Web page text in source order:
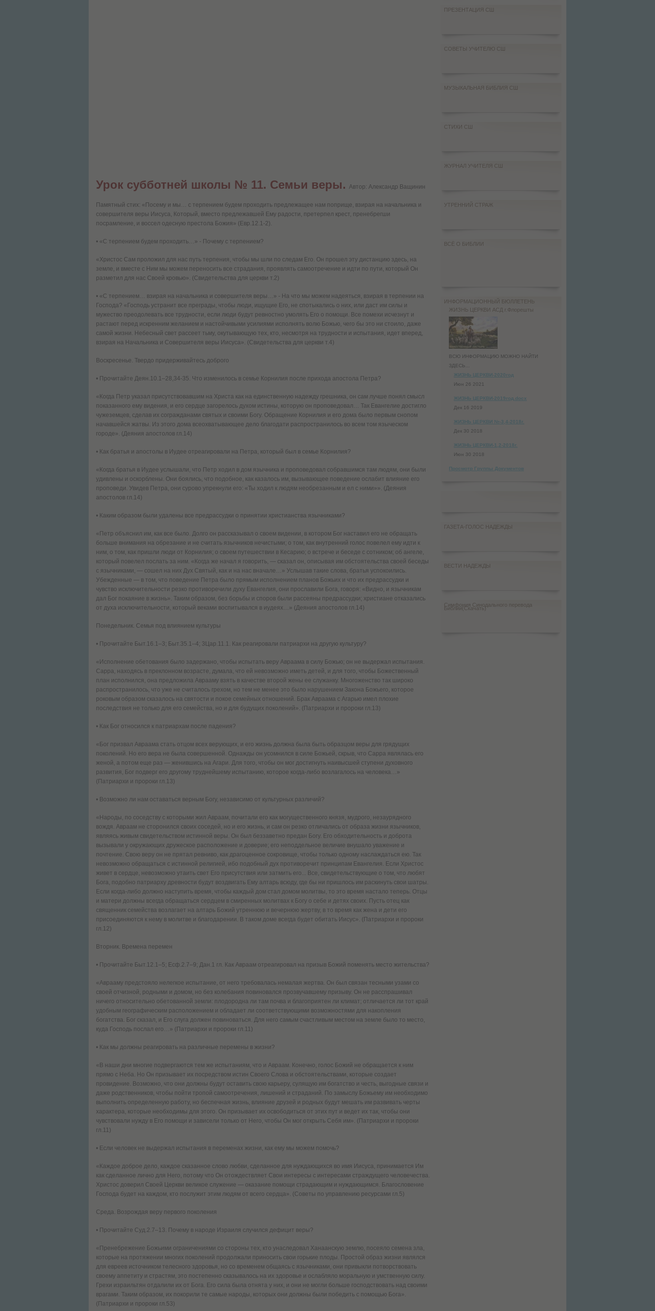
Урок субботней школы № 11. Семьи веры. Автор: Александр Ващинин
Памятный стих: «Посему и мы… с терпением будем проходить предлежащее нам поприще, взирая на начальника и
совершителя веры Иисуса, Который, вместо предлежавшей Ему радости, претерпел крест, пренебрегши
посрамление, и воссел одесную престола Божия» (Евр.12.1-2).
• «С терпением будем проходить…» - Почему с терпением?
«Христос Сам проложил для нас путь терпения, чтобы мы шли по следам Его. Он прошел эту дистанцию здесь, на
земле, и вместе с Ним мы можем переносить все страдания, проявлять самоотречение и идти по пути, который Он
разметил для нас Своей кровью». (Свидетельства для церкви т.2)
• «С терпением… взирая на начальника и совершителя веры…» - На что мы можем надеяться, взирая в терпении на
Господа? «Господь устранит все преграды, чтобы люди, ищущие Его, не спотыкались о них, или даст им силы и
мужество преодолевать все трудности, если люди будут ревностно умолять Его о помощи. Все помехи исчезнут и
растают перед искренним желанием и настойчивыми усилиями исполнять волю Божью, чего бы это ни стоило, даже
самой жизни. Небесный свет рассеет тьму, окутывающую тех, кто, несмотря на трудности и испытания, идет вперед,
взирая на Начальника и Совершителя веры Иисуса». (Свидетельства для церкви т.4)
Воскресенье. Твердо придерживайтесь доброго
• Прочитайте Деян.10.1–28,34-35. Что изменилось в семье Корнилия после прихода апостола Петра?
«Когда Петр указал присутствовавшим на Христа как на единственную надежду грешника, он сам лучше понял смысл
показанного ему видения, и его сердце загорелось духом истины, которую он проповедовал… Так Евангелие достигло
чужеземцев, сделав их согражданами святых и своими Богу. Обращение Корнилия и его дома было первым снопом
начавшейся жатвы. Из этого дома всеохватывающее дело благодати распространилось во всем том языческом
городе». (Деяния апостолов гл.14)
• Как братья и апостолы в Иудее отреагировали на Петра, который был в семье Корнилия?
«Когда братья в Иудее услышали, что Петр ходил в дом язычника и проповедовал собравшимся там людям, они были
удивлены и оскорблены. Они боялись, что подобное, как казалось им, вызывающее поведение ослабит влияние его
проповеди. Увидев Петра, они сурово упрекнули его: «Ты ходил к людям необрезанным и ел с ними»». (Деяния
апостолов гл.14)
• Каким образом были удалены все предрассудки о принятии христианства язычниками?
«Петр объяснил им, как все было. Долго он рассказывал о своем видении, в котором Бог наставил его не обращать
больше внимания на обрезание и не считать язычников нечистыми; о том, как внутренний голос повелел ему идти к
ним, о том, как пришли люди от Корнилия; о своем путешествии в Кесарию; о встрече и беседе с сотником; об ангеле,
который повелел послать за ним. «Когда же начал я говорить, — сказал он, описывая им обстоятельства своей беседы
с язычниками, — сошел на них Дух Святый, как и на нас вначале…» Услышав такие слова, братья успокоились.
Убежденные — в том, что поведение Петра было прямым исполнением планов Божьих и что их предрассудки и
чувство исключительности резко противоречили духу Евангелия, они прославили Бога, говоря: «Видно, и язычникам
дал Бог покаяние в жизнь». Таким образом, без борьбы и споров были рассеяны предрассудки; христиане отказались
от духа исключительности, который веками воспитывался в иудеях…» (Деяния апостолов гл.14)
Понедельник. Семья под влиянием культуры
• Прочитайте Быт.16.1–3; Быт.35.1–4; 3Цар.11.1. Как реагировали патриархи на другую культуру?
«Исполнение обетования было задержано, чтобы испытать веру Авраама в силу Божью; он не выдержал испытания.
Сарра, находясь в преклонном возрасте, думала, что ей невозможно иметь детей, и для того, чтобы Божественный
план исполнился, она предложила Аврааму взять в качестве второй жены ее служанку. Многоженство так широко
распространилось, что уже не считалось грехом, но тем не менее это было нарушением Закона Божьего, которое
роковым образом сказалось на святости и покое семейных отношений. Брак Авраама с Агарью имел плохие
последствия не только для его семейства, но и для будущих поколений». (Патриархи и пророки гл.13)
• Как Бог относился к патриархам после падения?
«Бог призвал Авраама стать отцом всех верующих, и его жизнь должна была быть образцом веры для грядущих
поколений. Но его вера не была совершенной. Однажды он усомнился в силе Божьей, скрыв, что Сарра являлась его
женой, а потом еще раз — женившись на Агари. Для того, чтобы он мог достигнуть наивысшей ступени духовного
развития, Бог подверг его другому труднейшему испытанию, которое когда-либо возлагалось на человека…»
(Патриархи и пророки гл.13)
• Возможно ли нам оставаться верным Богу, независимо от культурных различий?
«Народы, по соседству с которыми жил Авраам, почитали его как могущественного князя, мудрого, незаурядного
вождя. Авраам не сторонился своих соседей, но и его жизнь, и сам он резко отличались от образа жизни язычников,
являясь живым свидетельством истинной веры. Он был беззаветно предан Богу. Его обходительность и доброта
вызывали у окружающих дружеское расположение и доверие; его неподдельное величие внушало уважение и
почтение. Свою веру он не прятал ревниво, как драгоценное сокровище, чтобы только одному наслаждаться ею. Так
невозможно обращаться с истинной религией, ибо подобный дух противоречит принципам Евангелия. Если Христос
живет в сердце, невозможно утаить свет Его присутствия или затмить его... Все, свидетельствующие о том, что любят
Бога, подобно патриарху древности будут воздвигать Ему алтарь всюду, где бы ни пришлось им раскинуть свои шатры.
Если когда-либо должно наступить время, чтобы каждый дом стал домом молитвы, то это время настало теперь. Отцы
и матери должны всегда обращаться сердцем в смиренных молитвах к Богу о себе и детях своих. Пусть отец как
священник семейства возлагает на алтарь Божий утреннюю и вечернюю жертву, в то время как жена и дети его
присоединяются к нему в молитве и благодарении. В таком доме всегда будет обитать Иисус». (Патриархи и пророки
гл.12)
Вторник. Времена перемен
• Прочитайте Быт.12.1–5; Есф.2.7–9; Дан.1 гл. Как Авраам отреагировал на призыв Божий поменять место жительства?
«Аврааму предстояло нелегкое испытание, от него требовалась немалая жертва. Он был связан тесными узами со
своей отчизной, родными и домом, но без колебания повиновался прозвучавшему призыву. Он не расспрашивал
ничего относительно обетованной земли: плодородна ли там почва и благоприятен ли климат; отличается ли тот край
удобным географическим расположением и обладает ли соответствующими возможностями для накопления
богатства. Бог сказал, и Его слуга должен повиноваться. Для него самым счастливым местом на земле было то место,
куда Господь послал его…» (Патриархи и пророки гл.11)
• Как мы должны реагировать на различные перемены в жизни?
«В наши дни многие подвергаются тем же испытаниям, что и Авраам. Конечно, голос Божий не обращается к ним
прямо с Неба. Но Он призывает их посредством истин Своего Слова и обстоятельствами, которые создает
провидение. Возможно, что они должны будут оставить свою карьеру, сулящую им богатство и честь, выгодные связи и
даже родственников, чтобы пойти тропой самоотречения, лишений и страданий. По замыслу Божьему им необходимо
выполнить определенную работу, но беспечная жизнь, влияние друзей и родных будут мешать им развивать черты
характера, которые необходимы для этого. Он призывает их освободиться от этих пут и ведет их так, чтобы они
чувствовали нужду в Его помощи и зависели только от Него, чтобы Он мог открыть Себя им». (Патриархи и пророки
гл.11)
• Если человек не выдержал испытания в переменах жизни, как ему мы можем помочь?
«Каждое доброе дело, каждое сказанное слово любви, сделанное для нуждающихся во имя Иисуса, принимается Им
как сделанное лично для Него, потому что Он отождествляет Свои интересы с интересами страждущего человечества.
Христос доверил Своей Церкви великое служение — оказание помощи страдающим и нуждающимся. Благословение
Господа будет на каждом, кто послужит этим людям от всего сердца». (Советы по управлению ресурсами гл.5)
Среда. Возрождая веру первого поколения
• Прочитайте Суд.2.7–13. Почему в народе Израиля случился дефицит веры?
«Пренебрежение Божьими ограничениями со стороны тех, кто унаследовал Ханаанскую землю, посеяло семена зла,
которые на протяжении многих поколений продолжали приносить свои горькие плоды. Простой образ жизни являлся
для евреев источником телесного здоровья, но со временем общаясь с язычниками, они привыкли потворствовать
своему аппетиту и страстям, это постепенно сказывалось на их здоровье и ослабляло моральную и умственную силу.
Грехи израильтян отдалили их от Бога. Его сила была отнята у них, и они не могли больше господствовать над своими
врагами. Таким образом, их покорили те самые народы, которых они должны были победить с помощью Бога».
(Патриархи и пророки гл.53)
ПРЕЗЕНТАЦИЯ СШ
СОВЕТЫ УЧИТЕЛЮ СШ
МУЗЫКАЛЬНАЯ БИБЛИЯ СШ
СТИХИ СШ
ЖУРНАЛ УЧИТЕЛЯ СШ
УТРЕННИЙ СТРАЖ
ВСЁ О БИБЛИИ
ИНФОРМАЦИОННЫЙ БЮЛЛЕТЕНЬ
ЖИЗНЬ ЦЕРКВИ АСД г.Флорешты
ВСЮ ИНФОРМАЦИЮ МОЖНО НАЙТИ
ЗДЕСЬ...
ЖИЗНЬ ЦЕРКВИ-2020год
Июн 26 2021
ЖИЗНЬ ЦЕРКВИ-2019год.docx
Дек 16 2019
ЖИЗНЬ ЦЕРКВИ №-3,4-2018г.
Дек 30 2018
ЖИЗНЬ ЦЕРКВИ-1,2-2018г.
Июн 30 2018
Просмотр Группы Документов
ГАЗЕТА-ГОЛОС НАДЕЖДЫ
ВЕСТИ НАДЕЖДЫ
Симфония Синодального перевода
Библии(Скачать)